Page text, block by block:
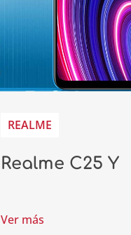
REALME
Realme C25 Y
Ver más